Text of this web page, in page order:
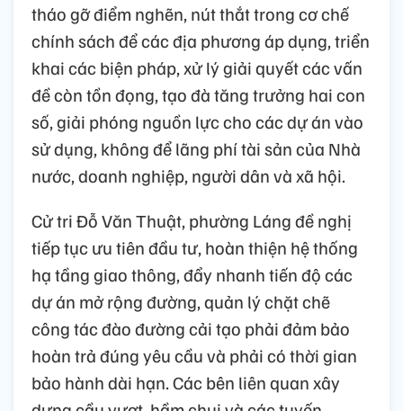
tháo gỡ điểm nghẽn, nút thắt trong cơ chế
chính sách để các địa phương áp dụng, triển
khai các biện pháp, xử lý giải quyết các vấn
đề còn tồn đọng, tạo đà tăng trưởng hai con
số, giải phóng nguồn lực cho các dự án vào
sử dụng, không để lãng phí tài sản của Nhà
nước, doanh nghiệp, người dân và xã hội.
Cử tri Đỗ Văn Thuật, phường Láng đề nghị
tiếp tục ưu tiên đầu tư, hoàn thiện hệ thống
hạ tầng giao thông, đẩy nhanh tiến độ các
dự án mở rộng đường, quản lý chặt chẽ
công tác đào đường cải tạo phải đảm bảo
hoàn trả đúng yêu cầu và phải có thời gian
bảo hành dài hạn. Các bên liên quan xây